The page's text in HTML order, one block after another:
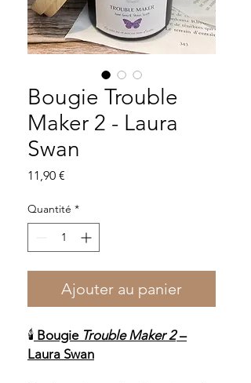
Bougie Trouble
Maker 2 - Laura
Swan
11,90 €
Quantité *
Ajouter au panier
🕯️ Bougie Trouble Maker 2–
Laura Swan